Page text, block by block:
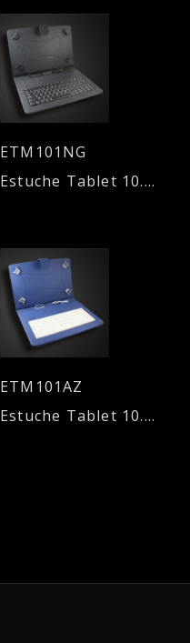
ETM101NG
Estuche Tablet 10.1”, con teclado - Negro
ETM101AZ
Estuche Tablet 10.1”, con teclado - Azul